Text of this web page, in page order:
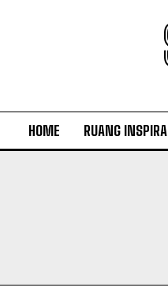
HOME RUANG